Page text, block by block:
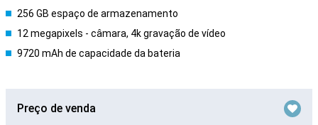
256 GB espaço de armazenamento
12 megapixels - câmara, 4k gravação de vídeo
9720 mAh de capacidade da bateria
Preço de venda